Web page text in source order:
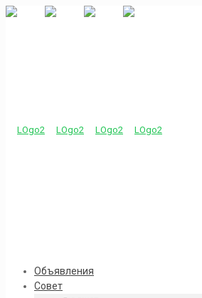
Объявления
Совет